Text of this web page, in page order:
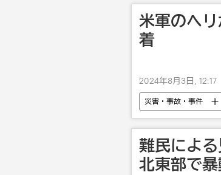
米軍のヘ
着
2024年8月3日, 12:17
災害・事故・事件
難民によ
北東部で